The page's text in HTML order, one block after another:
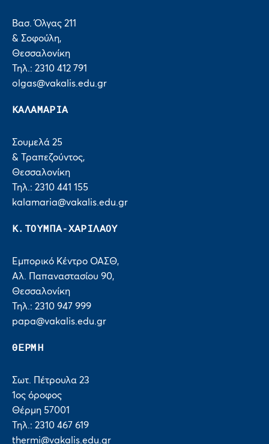
Βασ. Όλγας 211
& Σοφούλη,
Θεσσαλονίκη
Τηλ.: 2310 412 791
olgas@vakalis.edu.gr
ΚΑΛΑΜΑΡΙΑ
Σουμελά 25
& Τραπεζούντος,
Θεσσαλονίκη
Τηλ.: 2310 441 155
kalamaria@vakalis.edu.gr
Κ.ΤΟΥΜΠΑ-ΧΑΡΙΛΑΟΥ
Εμπορικό Κέντρο ΟΑΣΘ,
Αλ. Παπαναστασίου 90,
Θεσσαλονίκη
Τηλ.: 2310 947 999
papa@vakalis.edu.gr
ΘΕΡΜΗ
Σωτ. Πέτρουλα 23
1ος όροφος
Θέρμη 57001
Τηλ.: 2310 467 619
thermi@vakalis.edu.gr